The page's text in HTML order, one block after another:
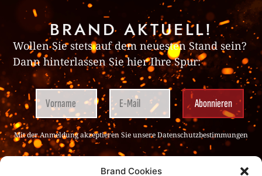
Brand Cookies
BRAND AKTUELL!
Wollen Sie stets auf dem neuesten Stand sein?
Dann hinterlassen Sie hier Ihre Spur:
Mit der Anmeldung akzeptieren Sie unsereDatenschutz­bestimmungen